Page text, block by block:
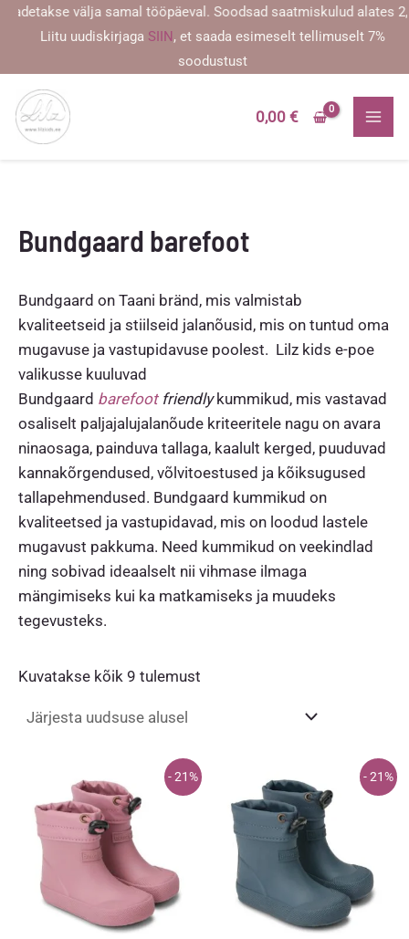
Skip
välja samal tööpäeval. Soodsad saatmiskulud alates
Liitu uudiskirjaga SIIN, et saada esimeselt tellimuselt 7%
soodustust
0,00 €
Bundgaard barefoot
Bundgaard on Taani bränd, mis valmistab
kvaliteetseid ja stiilseid jalanõusid, mis on tuntud oma
mugavuse ja vastupidavuse poolest. Lilz kids e-poe
valikusse kuuluvad
Bundgaard barefootfriendlykummikud, mis vastavad
osaliselt paljajalujalanõude kriteeritele nagu on avara
ninaosaga, painduva tallaga, kaalult kerged, puuduvad
kannakõrgendused, võlvitoestused ja kõiksugused
tallapehmendused. Bundgaard kummikud on
kvaliteetsed ja vastupidavad, mis on loodud lastele
mugavust pakkuma. Need kummikud on veekindlad
ning sobivad ideaalselt nii vihmase ilmaga
mängimiseks kui ka matkamiseks ja muudeks
tegevusteks.
Kuvatakse kõik 9 tulemust
- 21% - 21%